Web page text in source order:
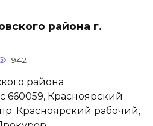
района г.
942
района
660059, Красноярский
Красноярский рабочий,